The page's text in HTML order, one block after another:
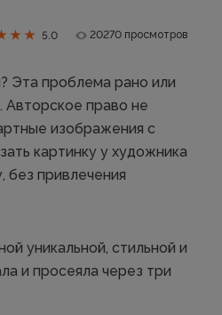
5.0 20270 просмотров
Эта проблема рано или
Авторское право не
изображения с
картинку у художника
без привлечения
уникальной, стильной и
и просеяла через три